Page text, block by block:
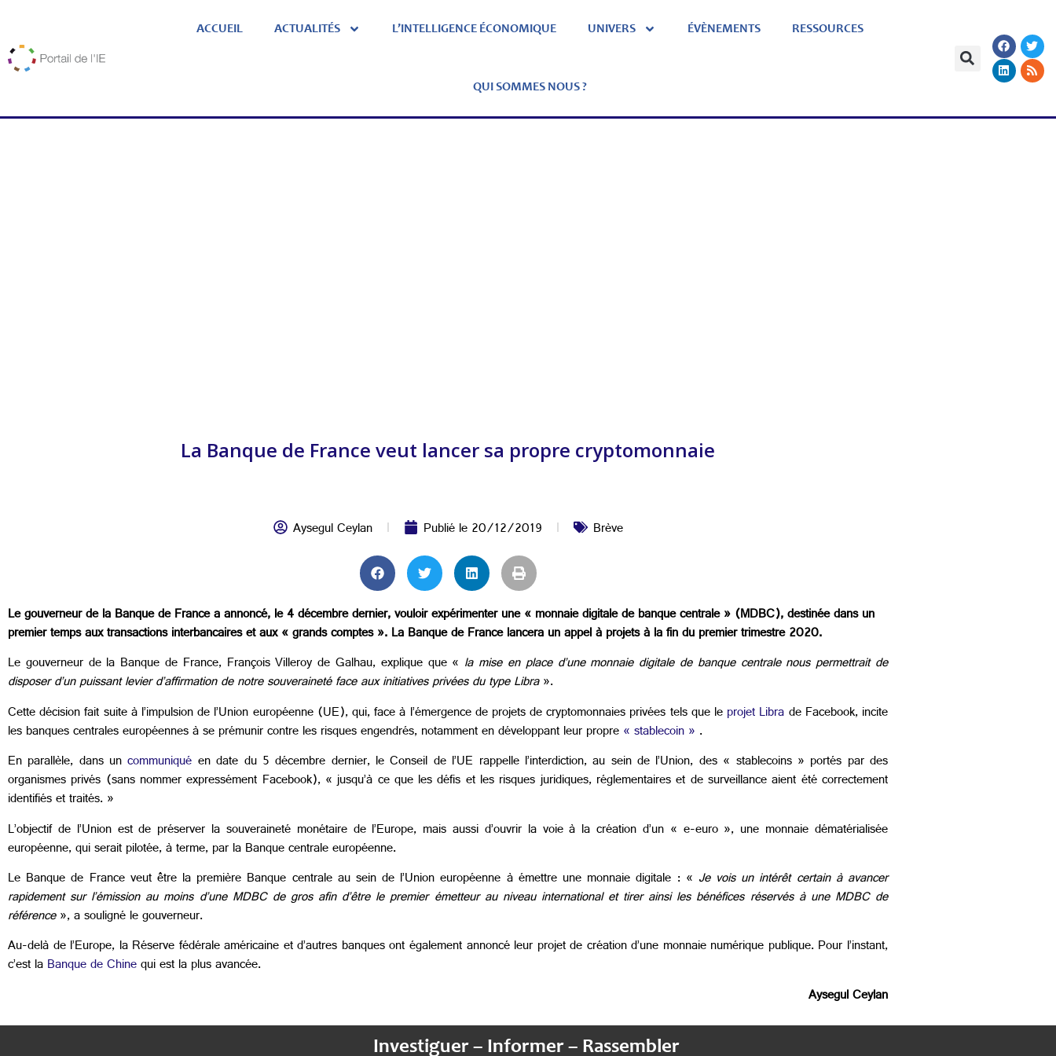
ACCUEIL ACTUALITÉS L’INTELLIGENCE ÉCONOMIQUE UNIVERS ÉVÈNEMENTS RESSOURCES
QUI SOMMES NOUS ?
La Banque de France veut lancer sa propre cryptomonnaie
Aysegul Ceylan Publié le20/12/2019 Brève
Le gouverneur de la Banque de France a annoncé, le 4 décembre dernier, vouloir expérimenter une « monnaie digitale de banque centrale » (MDBC), destinée dans un
premier temps aux transactions interbancaires et aux « grands comptes ». La Banque de France lancera un appel à projets à la fin du premier trimestre 2020.
Le gouverneur de la Banque de France, François Villeroy de Galhau, explique que « la mise en place d’une monnaie digitale de banque centrale nous permettrait de
disposer d’un puissant levier d’affirmation de notre souveraineté face aux initiatives privées du type Libra».
Cette décision fait suite à l’impulsion de l’Union européenne (UE), qui, face à l’émergence de projets de cryptomonnaies privées tels que leprojet Librade Facebook, incite
les banques centrales européennes à se prémunir contre les risques engendrés, notamment en développant leur propre« stablecoin » .
En parallèle, dans uncommuniqué en date du 5 décembre dernier, le Conseil de l’UE rappelle l’interdiction, au sein de l’Union, des « stablecoins » portés par des
organismes privés (sans nommer expressément Facebook), « jusqu’à ce que les défis et les risques juridiques, réglementaires et de surveillance aient été correctement
identifiés et traités. »
L’objectif de l’Union est de préserver la souveraineté monétaire de l’Europe, mais aussi d’ouvrir la voie à la création d’un « e-euro », une monnaie dématérialisée
européenne, qui serait pilotée, à terme, par la Banque centrale européenne.
Le Banque de France veut être la première Banque centrale au sein de l’Union européenne à émettre une monnaie digitale : « Je vois un intérêt certain à avancer
rapidement sur l’émission au moins d’une MDBC de gros afin d’être le premier émetteur au niveau international et tirer ainsi les bénéfices réservés à une MDBC de
référence», a souligné le gouverneur.
Au-delà de l’Europe, la Réserve fédérale américaine et d’autres banques ont également annoncé leur projet de création d’une monnaie numérique publique. Pour l’instant,
c’est laBanque de Chinequi est la plus avancée.
Aysegul Ceylan
Investiguer – Informer – Rassembler